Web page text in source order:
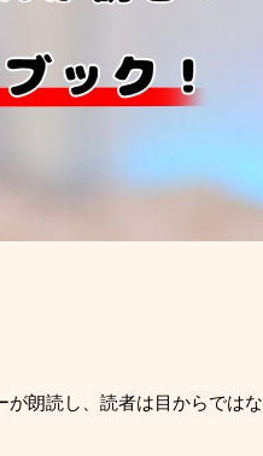
朗読し、読者は目からではな